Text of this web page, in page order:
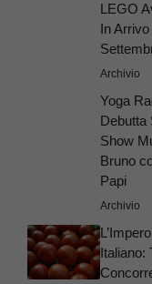
LEGO
In
Archivio
Yoga
Debutta
Show
Bruno
Papi
Archivio
Italiano: